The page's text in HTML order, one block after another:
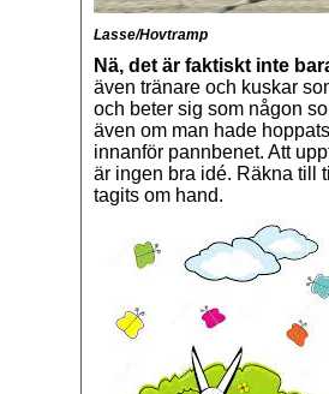
Lasse/Hovtramp
Nä, det är faktiskt inte
även tränare och kuskar
och beter sig som någon
även om man hade
innanför pannbenet. Att
är ingen bra idé. Räkna till
tagits om hand.